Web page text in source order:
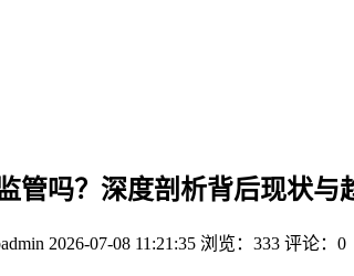
管吗？深度剖析背后现状与
2026-07-08 11:21:35 浏览：333 评论：0